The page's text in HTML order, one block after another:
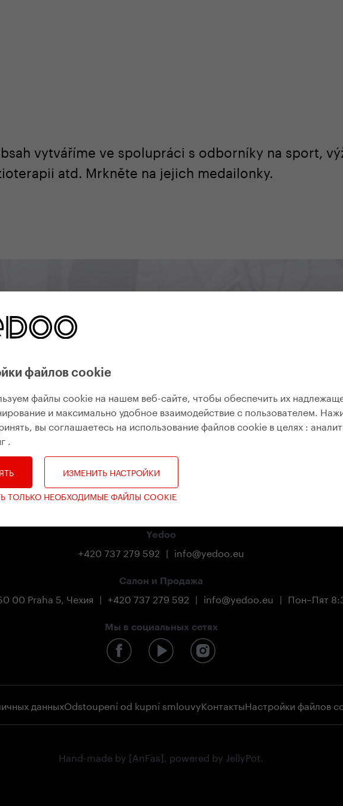
файлов cookie
файлы cookie на нашем веб-сайте, чтобы обеспечить их
и максимально удобное взаимодействие с пользователем.
вы соглашаетесь на использование файлов cookie в целях :
ИЗМЕНИТЬ НАСТРОЙКИ
ТОЛЬКО НЕОБХОДИМЫЕ ФАЙЛЫ COOKIE
vytváříme ve spolupráci s odborníky na sport,
atd. Mrkněte na jejich medailonky.
чтобы вы знали, что происходит, какие интересные события ждут вас
подписаться на рассылку
Yedoo
+420 737 279 592 | info@yedoo.eu
Салон и Продажа
00 Praha 5, Чехия | +420 737 279 592 | info@yedoo.eu | Пон–Пят
Мы в социальных сетях
данныхOdstoupení od kupní smlouvyКонтактыНастройки файлов
Hand-made by [AnFas], powered by JellyPot.